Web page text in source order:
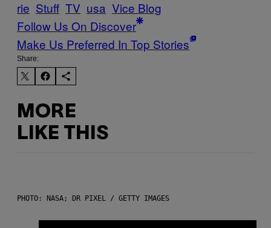
rie Stuff TV usa Vice Blog
Follow Us On Discover
Make Us Preferred In Top Stories
Share:
MORE
LIKE THIS
PHOTO: NASA; DR PIXEL / GETTY IMAGES